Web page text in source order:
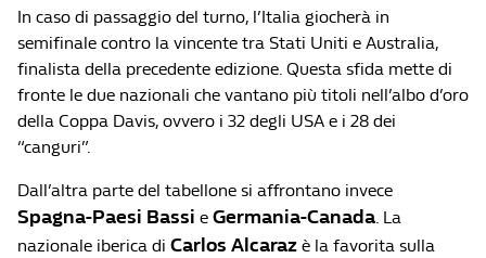
In caso di passaggio del turno, l’Italia giocherà in
semifinale contro la vincente tra Stati Uniti e Australia,
finalista della precedente edizione. Questa sfida mette di
fronte le due nazionali che vantano più titoli nell’albo d’oro
della Coppa Davis, ovvero i 32 degli USA e i 28 dei
“canguri”.
Dall’altra parte del tabellone si affrontano invece
Spagna-Paesi Bassi e Germania-Canada. La
nazionale iberica di Carlos Alcaraz è la favorita sulla